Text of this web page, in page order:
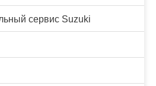
сервис Suzuki